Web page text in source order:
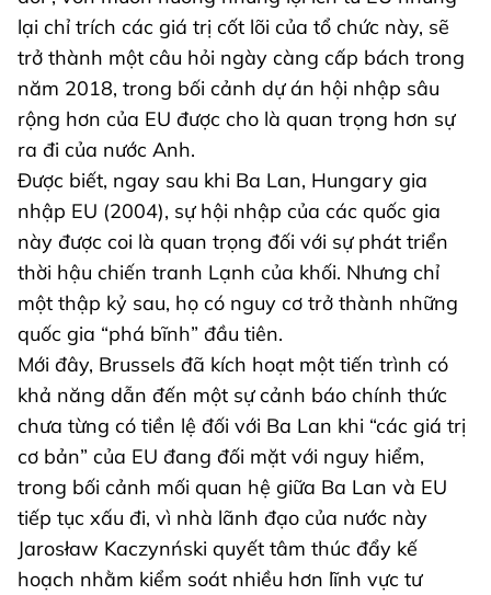
lại chỉ trích các giá trị cốt lõi của tổ chức này, sẽ
trở thành một câu hỏi ngày càng cấp bách trong
năm 2018, trong bối cảnh dự án hội nhập sâu
rộng hơn của EU được cho là quan trọng hơn sự
ra đi của nước Anh.
Được biết, ngay sau khi Ba Lan, Hungary gia
nhập EU (2004), sự hội nhập của các quốc gia
này được coi là quan trọng đối với sự phát triển
thời hậu chiến tranh Lạnh của khối. Nhưng chỉ
một thập kỷ sau, họ có nguy cơ trở thành những
quốc gia “phá bĩnh” đầu tiên.
Mới đây, Brussels đã kích hoạt một tiến trình có
khả năng dẫn đến một sự cảnh báo chính thức
chưa từng có tiền lệ đối với Ba Lan khi “các giá trị
cơ bản” của EU đang đối mặt với nguy hiểm,
trong bối cảnh mối quan hệ giữa Ba Lan và EU
tiếp tục xấu đi, vì nhà lãnh đạo của nước này
Jarosław Kaczynński quyết tâm thúc đẩy kế
hoạch nhằm kiểm soát nhiều hơn lĩnh vực tư